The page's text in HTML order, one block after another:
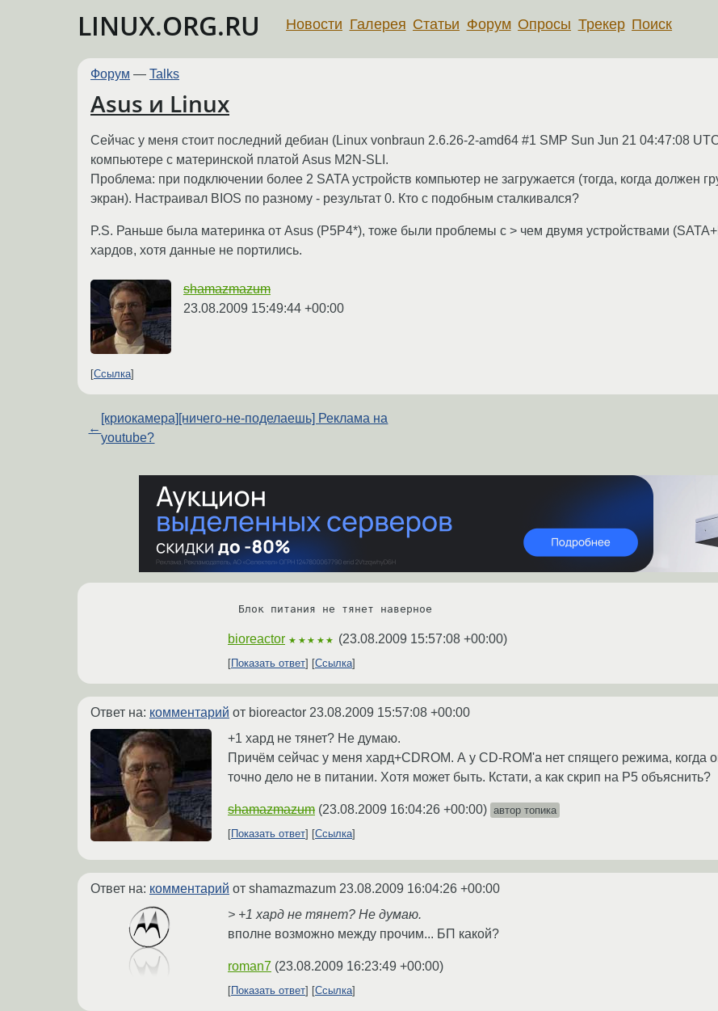
LINUX.ORG.RU Новости Галерея Статьи Форум Опросы Трекер Поиск
Форум — Talks
Asus и Linux
Сейчас у меня стоит последний дебиан (Linux vonbraun 2.6.26-2-amd64 #1 SMP Sun Jun 21 04:47:08
компьютере с материнской платой Asus M2N-SLI.
Проблема: при подключении более 2 SATA устройств компьютер не загружается (тогда, когда должен
экран). Настраивал BIOS по разному - результат 0. Кто с подобным сталкивался?
P.S. Раньше была материнка от Asus (P5P4*), тоже были проблемы с > чем двумя устройствами
хардов, хотя данные не портились.
shamazmazum
23.08.2009 15:49:44 +00:00
Ссылка
←
[криокамера][ничего-не-поделаешь] Реклама на
youtube?
Блок питания не тянет наверное
bioreactor ★★★★★ (23.08.2009 15:57:08 +00:00)
Показать ответ Ссылка
Ответ на: комментарий от bioreactor 23.08.2009 15:57:08 +00:00
+1 хард не тянет? Не думаю.
Причём сейчас у меня хард+CDROM. А у CD-ROM'а нет спящего режима, когда
точно дело не в питании. Хотя может быть. Кстати, а как скрип на P5 объяснить?
shamazmazum (23.08.2009 16:04:26 +00:00) автор топика
Показать ответ
Ссылка
Ответ на: комментарий от shamazmazum 23.08.2009 16:04:26 +00:00
> +1 хард не тянет? Не думаю.
вполне возможно между прочим... БП какой?
roman7 (23.08.2009 16:23:49 +00:00)
Показать ответ Ссылка